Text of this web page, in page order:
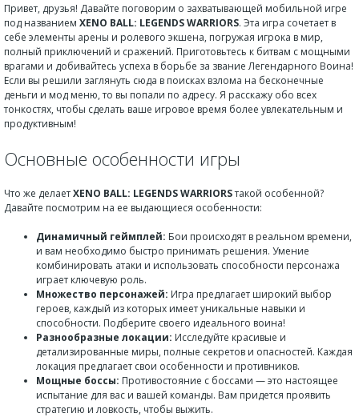
Привет, друзья! Давайте поговорим о захватывающей мобильной игре
под названием XENO BALL: LEGENDS WARRIORS. Эта игра сочетает в
себе элементы арены и ролевого экшена, погружая игрока в мир,
полный приключений и сражений. Приготовьтесь к битвам с мощными
врагами и добивайтесь успеха в борьбе за звание Легендарного Воина!
Если вы решили заглянуть сюда в поисках взлома на бесконечные
деньги и мод меню, то вы попали по адресу. Я расскажу обо всех
тонкостях, чтобы сделать ваше игровое время более увлекательным и
продуктивным!
Основные особенности игры
Что же делаетXENO BALL: LEGENDS WARRIORSтакой особенной?
Давайте посмотрим на ее выдающиеся особенности:
Динамичный геймплей: Бои происходят в реальном времени,
и вам необходимо быстро принимать решения. Умение
комбинировать атаки и использовать способности персонажа
играет ключевую роль.
Множество персонажей: Игра предлагает широкий выбор
героев, каждый из которых имеет уникальные навыки и
способности. Подберите своего идеального воина!
Разнообразные локации: Исследуйте красивые и
детализированные миры, полные секретов и опасностей. Каждая
локация предлагает свои особенности и противников.
Мощные боссы: Противостояние с боссами — это настоящее
испытание для вас и вашей команды. Вам придется проявить
стратегию и ловкость, чтобы выжить.